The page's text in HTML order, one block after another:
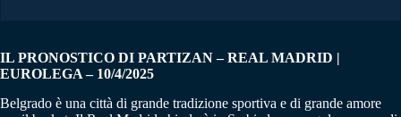
IL PRONOSTICO DI PARTIZAN – REAL MADRID |
EUROLEGA – 10/4/2025
Belgrado è una città di grande tradizione sportiva e di grande amore